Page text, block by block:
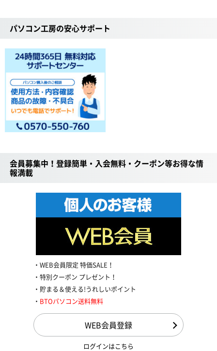
パソコン工房の安心サポート
会員募集中！登録簡単・入会無料・クーポン等お得な情
報満載
WEB会員限定 特価SALE！
特別クーポン プレゼント！
貯まる＆使える!うれしいポイント
BTOパソコン送料無料
WEB会員登録
ログインはこちら